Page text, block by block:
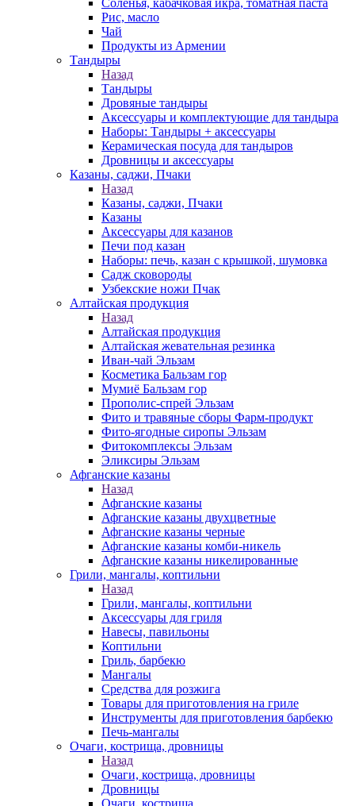
Соленья, кабачковая икра, томатная паста
Рис, масло
Чай
Продукты из Армении
Тандыры
Назад
Тандыры
Дровяные тандыры
Аксессуары и комплектующие для тандыра
Наборы: Тандыры + аксессуары
Керамическая посуда для тандыров
Дровницы и аксессуары
Казаны, саджи, Пчаки
Назад
Казаны, саджи, Пчаки
Казаны
Аксессуары для казанов
Печи под казан
Наборы: печь, казан с крышкой, шумовка
Садж сковороды
Узбекские ножи Пчак
Алтайская продукция
Назад
Алтайская продукция
Алтайская жевательная резинка
Иван-чай Эльзам
Косметика Бальзам гор
Мумиё Бальзам гор
Прополис-спрей Эльзам
Фито и травяные сборы Фарм-продукт
Фито-ягодные сиропы Эльзам
Фитокомплексы Эльзам
Эликсиры Эльзам
Афганские казаны
Назад
Афганские казаны
Афганские казаны двухцветные
Афганские казаны черные
Афганские казаны комби-никель
Афганские казаны никелированные
Грили, мангалы, коптильни
Назад
Грили, мангалы, коптильни
Аксессуары для гриля
Навесы, павильоны
Коптильни
Гриль, барбекю
Мангалы
Средства для розжига
Товары для приготовления на гриле
Инструменты для приготовления барбекю
Печь-мангалы
Очаги, кострища, дровницы
Назад
Очаги, кострища, дровницы
Дровницы
Очаги, кострища